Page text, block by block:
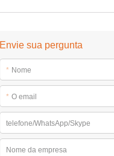
Envie sua pergunta
* Nome
* O email
telefone/WhatsApp/Skype
Nome da empresa